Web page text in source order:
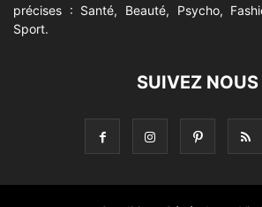
précises : Santé, Beauté, Psycho,
Sport.
SUIVEZ NOUS